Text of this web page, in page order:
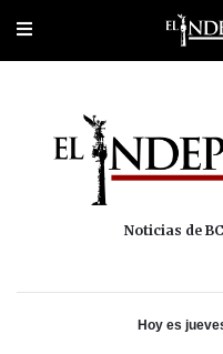
Portada Los
Noticias de
Hoy es